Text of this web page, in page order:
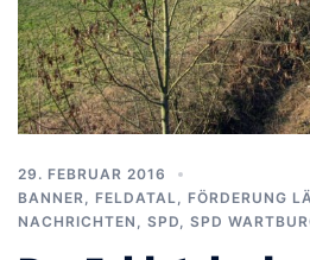
29. FEBRUAR 2016
BANNER
FELDATAL FÖRDERUNG
NACHRICHTEN
SPD SPD